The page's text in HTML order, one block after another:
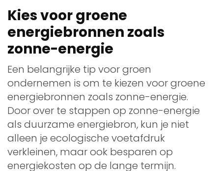
Kies voor groene
energiebronnen zoals
zonne-energie
Een belangrijke tip voor groen
ondernemen is om te kiezen voor groene
energiebronnen zoals zonne-energie.
Door over te stappen op zonne-energie
als duurzame energiebron, kun je niet
alleen je ecologische voetafdruk
verkleinen, maar ook besparen op
energiekosten op de lange termijn.